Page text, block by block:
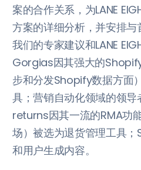
案的合作关系，为LANE
方案的详细分析，并安排
我们的专家建议和LANE
Gorgias因其强大的
步和分发Shopify数据方面
具；营销自动化领域的领
returns因其一流的RMA功
场）被选为退货管理工具
和用户生成内容。